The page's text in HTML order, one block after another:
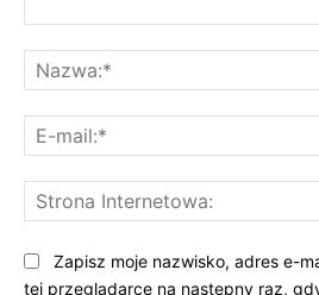
Zapisz moje nazwisko, adres e-
tej przeglądarce na następny raz,